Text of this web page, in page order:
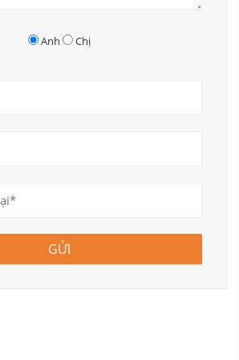
Anh Chị
GỬI